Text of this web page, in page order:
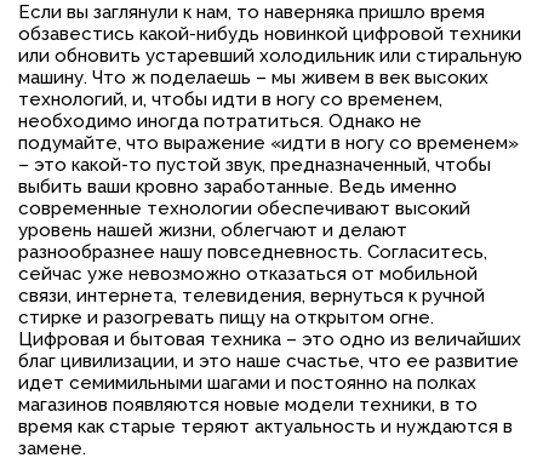
Если вы заглянули к нам, то наверняка пришло время
обзавестись какой-нибудь новинкой цифровой техники
или обновить устаревший холодильник или стиральную
машину. Что ж поделаешь – мы живем в век высоких
технологий, и, чтобы идти в ногу со временем,
необходимо иногда потратиться. Однако не
подумайте, что выражение «идти в ногу со временем»
– это какой-то пустой звук, предназначенный, чтобы
выбить ваши кровно заработанные. Ведь именно
современные технологии обеспечивают высокий
уровень нашей жизни, облегчают и делают
разнообразнее нашу повседневность. Согласитесь,
сейчас уже невозможно отказаться от мобильной
связи, интернета, телевидения, вернуться к ручной
стирке и разогревать пищу на открытом огне.
Цифровая и бытовая техника – это одно из величайших
благ цивилизации, и это наше счастье, что ее развитие
идет семимильными шагами и постоянно на полках
магазинов появляются новые модели техники, в то
время как старые теряют актуальность и нуждаются в
замене.